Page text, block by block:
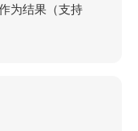
为结果（支持